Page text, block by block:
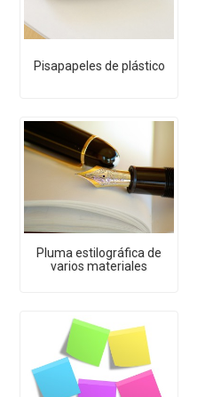
Pisapapeles de plástico
Pluma estilográfica de
varios materiales